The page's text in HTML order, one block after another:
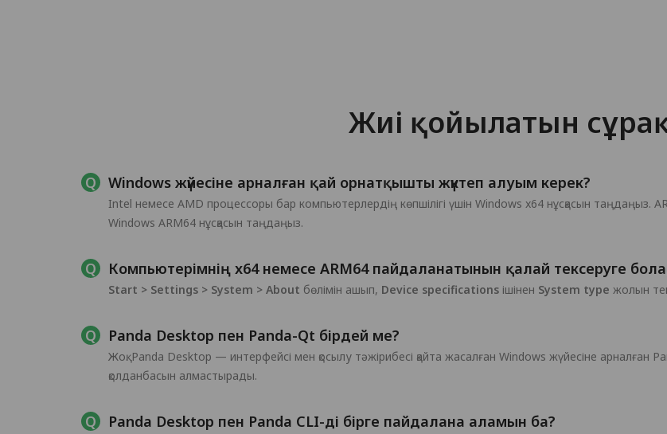
Жиі қойылатын
Windows жүйесіне арналған қай орнатқышты жүктеп алуым керек?
Intel немесе AMD процессоры бар компьютерлердің көпшілігі үшін Windows x64 нұсқасын таңдаңыз.
Windows ARM64 нұсқасын таңдаңыз.
Компьютерімнің x64 немесе ARM64 пайдаланатынын қалай тексеруге
Start > Settings > System > About бөлімін ашып, Device specifications ішінен System type жолын
Panda Desktop пен Panda-Qt бірдей ме?
Жоқ. Panda Desktop — интерфейсі мен қосылу тәжірибесі қайта жасалған Windows жүйесіне арналған
қолданбасын алмастырады.
Panda Desktop пен Panda CLI-ді бірге пайдалана аламын ба?